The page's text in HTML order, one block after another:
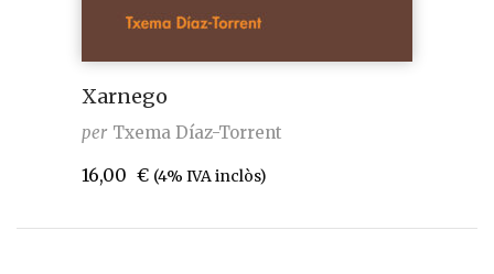
Xarnego
per Txema Díaz-Torrent
16,00 € (4% IVA inclòs)